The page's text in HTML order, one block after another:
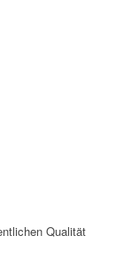
Qua­li­tät